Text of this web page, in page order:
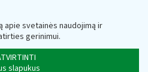
apie svetainės naudojimą ir
gerinimui.
slapukus